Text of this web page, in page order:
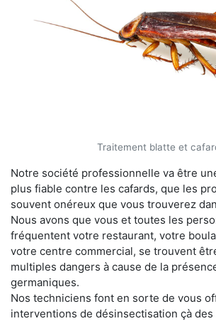
Traitement blatte et
Notre société professionnelle va être
plus fiable contre les cafards, que les
souvent onéreux que vous trouverez
Nous avons que vous et toutes les
fréquentent votre restaurant, votre
votre centre commercial, se trouvent
multiples dangers à cause de la
germaniques.
Nos techniciens font en sorte de vous
interventions de désinsectisation çà des